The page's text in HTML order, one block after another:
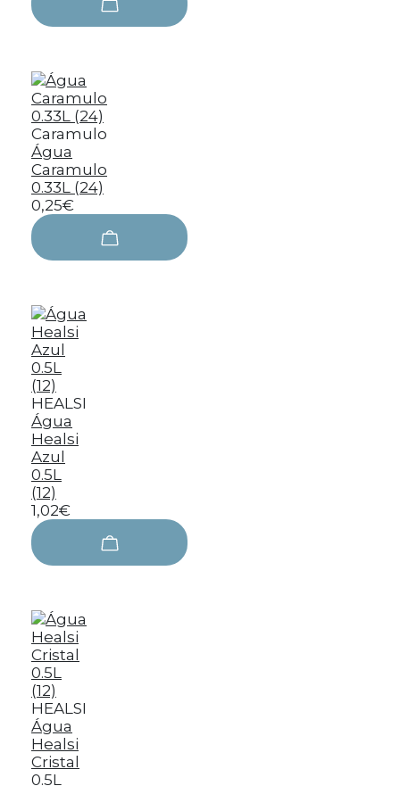
Caramulo
Água
Caramulo
0.33L (24)
0,25€
HEALSI
Água
Healsi
Azul
0.5L
(12)
1,02€
HEALSI
Água
Healsi
Cristal
0.5L